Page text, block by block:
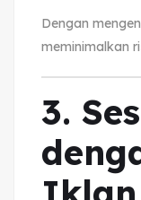
Dengan
meminimalkan
3.